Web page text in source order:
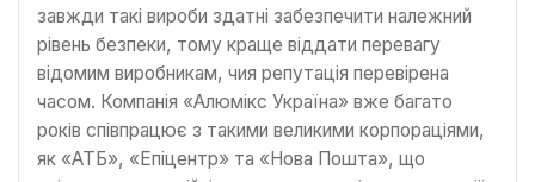
завжди такі вироби здатні забезпечити належний
рівень безпеки, тому краще віддати перевагу
відомим виробникам, чия репутація перевірена
часом. Компанія «Алюмікс Україна» вже багато
років співпрацює з такими великими корпораціями,
як «АТБ», «Епіцентр» та «Нова Пошта», що